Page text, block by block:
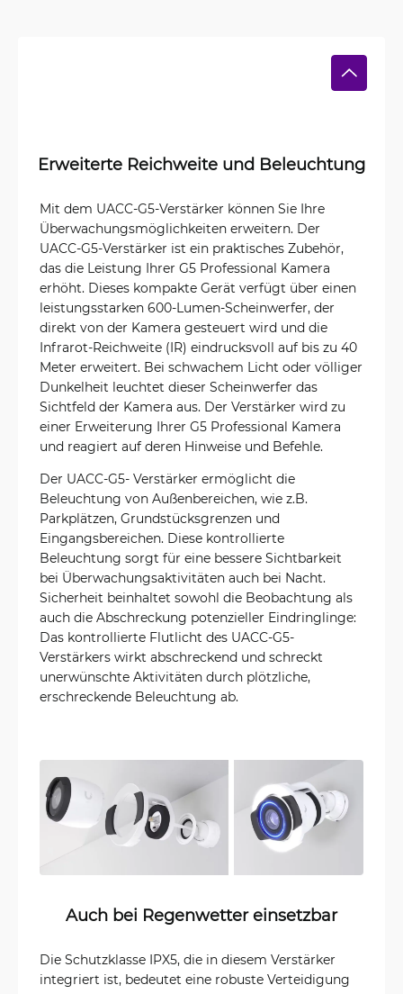
Erweiterte Reichweite und Beleuchtung
Mit dem UACC-G5-Verstärker können Sie Ihre
Überwachungsmöglichkeiten erweitern. Der
UACC-G5-Verstärker ist ein praktisches Zubehör,
das die Leistung Ihrer G5 Professional Kamera
erhöht. Dieses kompakte Gerät verfügt über einen
leistungsstarken 600-Lumen-Scheinwerfer, der
direkt von der Kamera gesteuert wird und die
Infrarot-Reichweite (IR) eindrucksvoll auf bis zu 40
Meter erweitert. Bei schwachem Licht oder völliger
Dunkelheit leuchtet dieser Scheinwerfer das
Sichtfeld der Kamera aus. Der Verstärker wird zu
einer Erweiterung Ihrer G5 Professional Kamera
und reagiert auf deren Hinweise und Befehle.
Der UACC-G5- Verstärker ermöglicht die
Beleuchtung von Außenbereichen, wie z.B.
Parkplätzen, Grundstücksgrenzen und
Eingangsbereichen. Diese kontrollierte
Beleuchtung sorgt für eine bessere Sichtbarkeit
bei Überwachungsaktivitäten auch bei Nacht.
Sicherheit beinhaltet sowohl die Beobachtung als
auch die Abschreckung potenzieller Eindringlinge:
Das kontrollierte Flutlicht des UACC-G5-
Verstärkers wirkt abschreckend und schreckt
unerwünschte Aktivitäten durch plötzliche,
erschreckende Beleuchtung ab.
Auch bei Regenwetter einsetzbar
Die Schutzklasse IPX5, die in diesem Verstärker
integriert ist, bedeutet eine robuste Verteidigung